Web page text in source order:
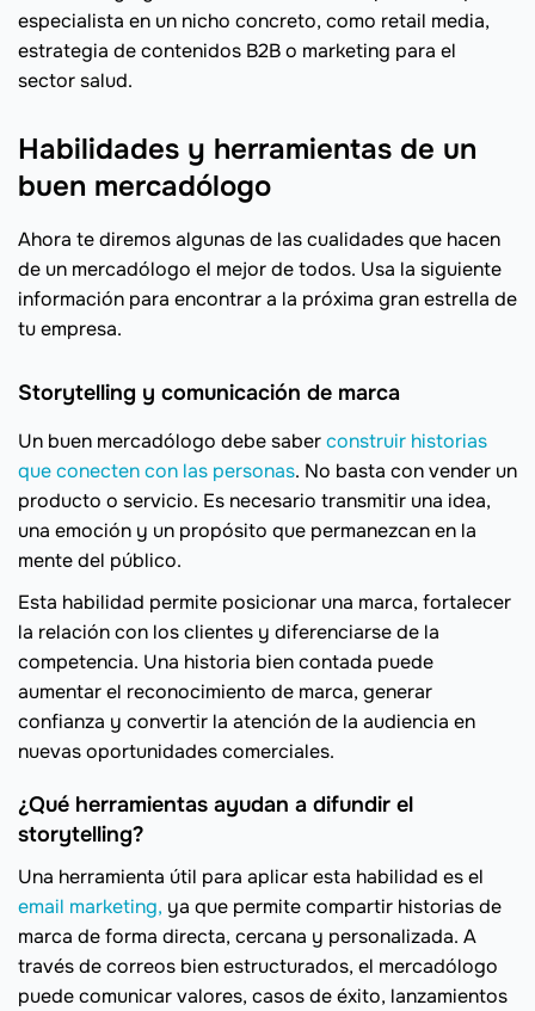
especialista en un nicho concreto, como retail media,
estrategia de contenidos B2B o marketing para el
sector salud.
Habilidades y herramientas de un
buen mercadólogo
Ahora te diremos algunas de las cualidades que hacen
de un mercadólogo el mejor de todos. Usa la siguiente
información para encontrar a la próxima gran estrella de
tu empresa.
Storytelling y comunicación de marca
Un buen mercadólogo debe saberconstruir historias
que conecten con las personas. No basta con vender un
producto o servicio. Es necesario transmitir una idea,
una emoción y un propósito que permanezcan en la
mente del público.
Esta habilidad permite posicionar una marca, fortalecer
la relación con los clientes y diferenciarse de la
competencia. Una historia bien contada puede
aumentar el reconocimiento de marca, generar
confianza y convertir la atención de la audiencia en
nuevas oportunidades comerciales.
¿Qué herramientas ayudan a difundir el
storytelling?
Una herramienta útil para aplicar esta habilidad es el
email marketing, ya que permite compartir historias de
marca de forma directa, cercana y personalizada. A
través de correos bien estructurados, el mercadólogo
puede comunicar valores, casos de éxito, lanzamientos